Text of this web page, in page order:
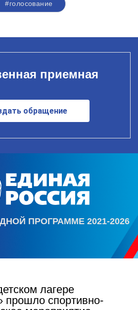
#голосование
приемная
обращение
ПРОГРАММЕ 2021-2026
лагере
прошло спортивно-